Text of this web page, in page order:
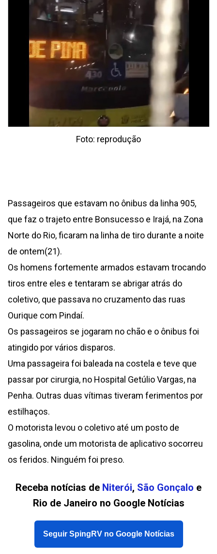
Foto: reprodução
Passageiros que estavam no ônibus da linha 905,
que faz o trajeto entre Bonsucesso e Irajá, na Zona
Norte do Rio, ficaram na linha de tiro durante a noite
de ontem(21).
Os homens fortemente armados estavam trocando
tiros entre eles e tentaram se abrigar atrás do
coletivo, que passava no cruzamento das ruas
Ourique com Pindaí.
Os passageiros se jogaram no chão e o ônibus foi
atingido por vários disparos.
Uma passageira foi baleada na costela e teve que
passar por cirurgia, no Hospital Getúlio Vargas, na
Penha. Outras duas vítimas tiveram ferimentos por
estilhaços.
O motorista levou o coletivo até um posto de
gasolina, onde um motorista de aplicativo socorreu
os feridos. Ninguém foi preso.
Receba notícias de Niterói, São Gonçalo e
Rio de Janeiro no Google Notícias
Seguir SpingRV no Google Notícias